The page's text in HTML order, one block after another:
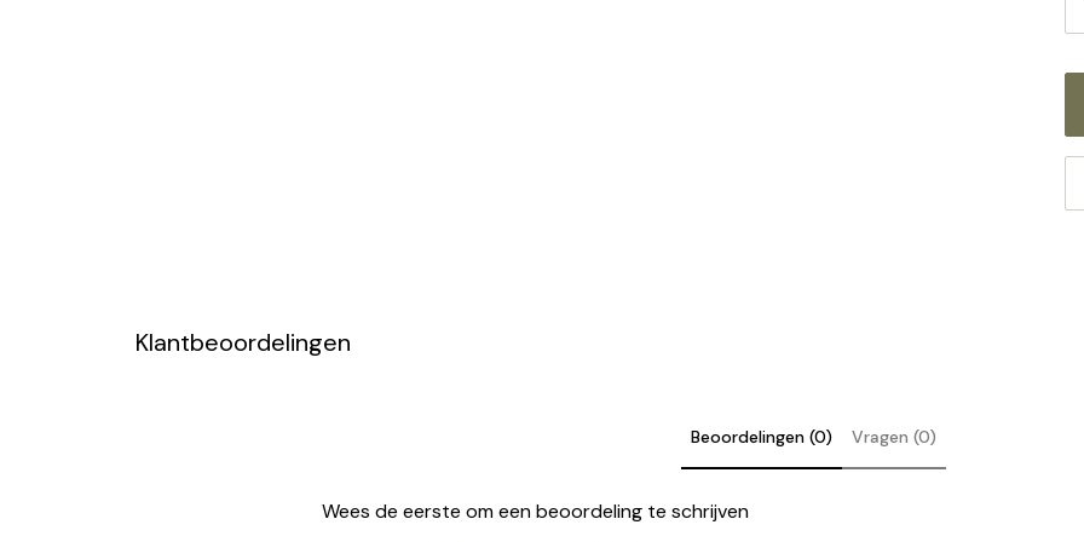
Klantbeoordelingen
Beoordelingen (0) Vragen (0)
Wees de eerste om een beoordeling te schrijven